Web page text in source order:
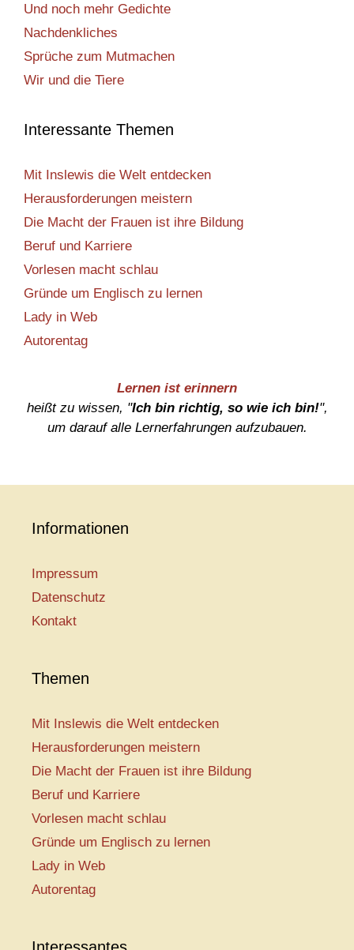
Und noch mehr Gedichte
Nachdenkliches
Sprüche zum Mutmachen
Wir und die Tiere
Interessante Themen
Mit Inslewis die Welt entdecken
Herausforderungen meistern
Die Macht der Frauen ist ihre Bildung
Beruf und Karriere
Vorlesen macht schlau
Gründe um Englisch zu lernen
Lady in Web
Autorentag
Lernen ist erinnern
heißt zu wissen, "Ich bin richtig, so wie ich bin!",
um darauf alle Lernerfahrungen aufzubauen.
Informationen
Impressum
Datenschutz
Kontakt
Themen
Mit Inslewis die Welt entdecken
Herausforderungen meistern
Die Macht der Frauen ist ihre Bildung
Beruf und Karriere
Vorlesen macht schlau
Gründe um Englisch zu lernen
Lady in Web
Autorentag